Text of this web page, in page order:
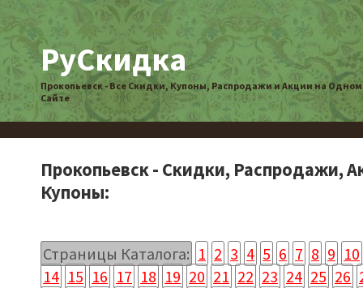
РуСкидка
Прокопьевск - Все Скидки, Купоны, Распродажи и Акции на Одном
Сайте
Прокопьевск - Скидки, Распродажи,
Купоны:
Страницы Каталога: 1 2 3 4 5 6 7 8 9 10
14 15 16 17 18 19 20 21 22 23 24 25 26